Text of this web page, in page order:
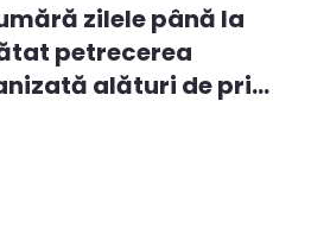
zilele până la
petrecerea
alături de pri...